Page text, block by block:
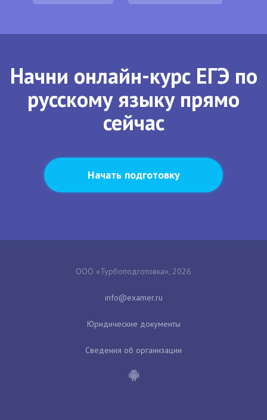
Начни онлайн-курс ЕГЭ по
русскому языку прямо
сейчас
Начать подготовку
ООО «Турбоподготовка», 2026
Юридические документы
Сведения об организации